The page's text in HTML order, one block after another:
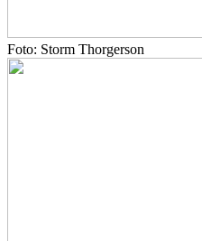
Foto: Storm Thorgerson